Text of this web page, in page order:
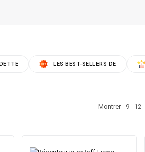
LES BEST-SELLERS DE
Montrer 9 12